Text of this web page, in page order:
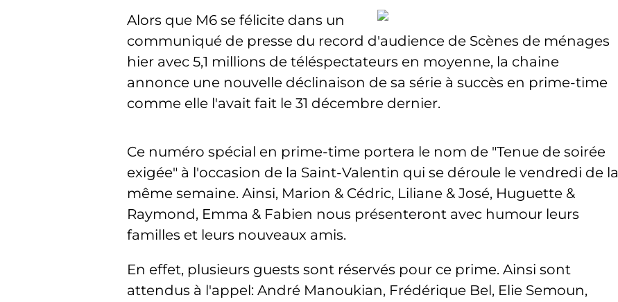
Alors que M6 se félicite dans un
communiqué de presse du record d'audience de Scènes de ménages
hier avec 5,1 millions de téléspectateurs en moyenne, la chaine
annonce une nouvelle déclinaison de sa série à succès en prime-time
comme elle l'avait fait le 31 décembre dernier.
Ce numéro spécial en prime-time portera le nom de "Tenue de soirée
exigée" à l'occasion de la Saint-Valentin qui se déroule le vendredi de la
même semaine. Ainsi, Marion & Cédric, Liliane & José, Huguette &
Raymond, Emma & Fabien nous présenteront avec humour leurs
familles et leurs nouveaux amis.
En effet, plusieurs guests sont réservés pour ce prime. Ainsi sont
attendus à l'appel: André Manoukian, Frédérique Bel, Elie Semoun,